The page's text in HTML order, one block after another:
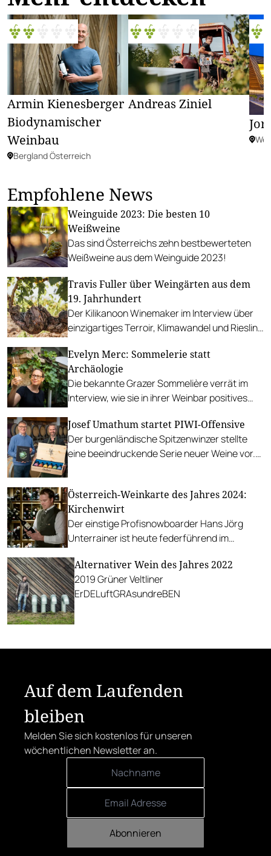
Armin Kienesberger
Biodynamischer
Weinbau
Bergland Österreich
Andreas Ziniel
Empfohlene News
Weinguide 2023: Die besten 10
Weißweine
Das sind Österreichs zehn bestbewerteten
Weißweine aus dem Weinguide 2023!
Travis Fuller über Weingärten aus dem
19. Jahrhundert
Der Kilikanoon Winemaker im Interview über
einzigartiges Terroir, Klimawandel und Riesling
Evelyn Merc: Sommelerie statt
Archäologie
Die bekannte Grazer Sommelière verrät im
Interview, wie sie in ihrer Weinbar positives
glücklich macht.
Josef Umathum startet PIWI-Offensive
Der burgenländische Spitzenwinzer stellte
eine beeindruckende Serie neuer Weine vor.
Österreich-Weinkarte des Jahres 2024:
Kirchenwirt
Der einstige Profisnowboarder Hans Jörg
Unterrainer ist heute federführend im
eine der besten Österreich-Weinkarten des
Landes.
Alternativer Wein des Jahres 2022
2019 Grüner Veltliner
ErDELuftGRAsundreBEN
Auf dem Laufenden
bleiben
Melden Sie sich kostenlos für unseren
wöchentlichen Newsletter an.
Abonnieren